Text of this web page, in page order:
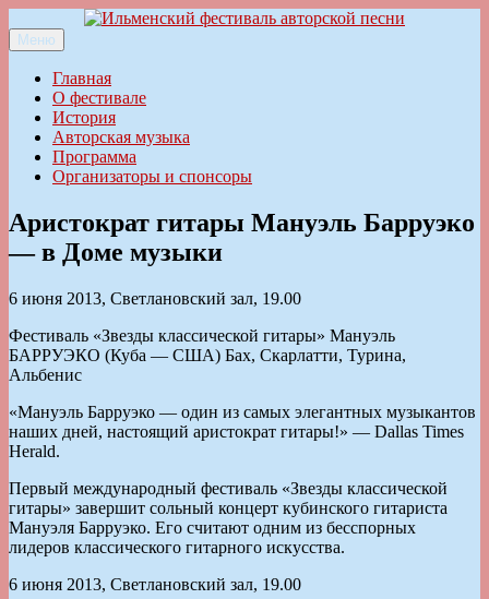
к
содержимому
Ильменский фестиваль авторской песни
Меню
Главная
О фестивале
История
Авторская музыка
Программа
Организаторы и спонсоры
Аристократ гитары Мануэль Барруэко
— в Доме музыки
6 июня 2013, Светлановский зал, 19.00
Фестиваль «Звезды классической гитары» Мануэль
БАРРУЭКО (Куба — США) Бах, Скарлатти, Турина,
Альбенис
«Мануэль Барруэко — один из самых элегантных музыкантов
наших дней, настоящий аристократ гитары!» — Dallas Times
Herald.
Первый международный фестиваль «Звезды классической
гитары» завершит сольный концерт кубинского гитариста
Мануэля Барруэко. Его считают одним из бесспорных
лидеров классического гитарного искусства.
6 июня 2013, Светлановский зал, 19.00